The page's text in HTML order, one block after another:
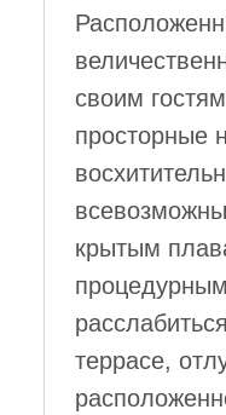
своим
просторные
крытым
террасе,